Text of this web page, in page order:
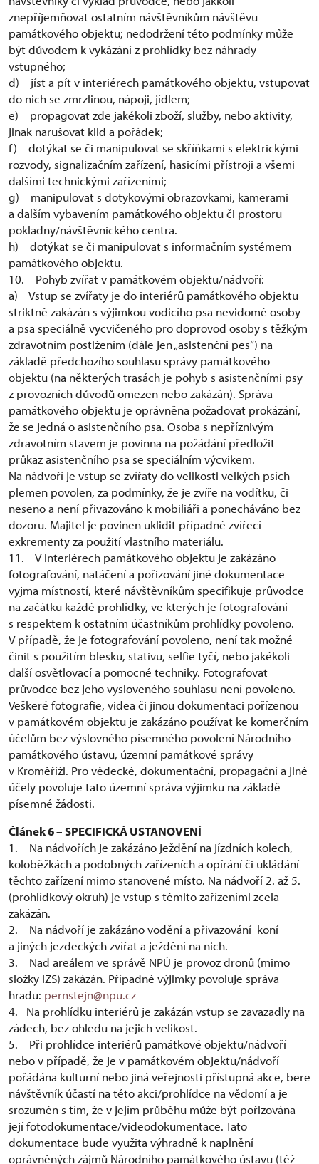
znepříjemňovat ostatním návštěvníkům návštěvu
památkového objektu; nedodržení této podmínky může
být důvodem k vykázání z prohlídky bez náhrady
vstupného;
d) jíst a pít v interiérech památkového objektu, vstupovat
do nich se zmrzlinou, nápoji, jídlem;
e) propagovat zde jakékoli zboží, služby, nebo aktivity,
jinak narušovat klid a pořádek;
f) dotýkat se či manipulovat se skříňkami s elektrickými
rozvody, signalizačním zařízení, hasicími přístroji a všemi
dalšími technickými zařízeními;
g) manipulovat s dotykovými obrazovkami, kamerami
a dalším vybavením památkového objektu či prostoru
pokladny/návštěvnického centra.
h) dotýkat se či manipulovat s informačním systémem
památkového objektu.
10. Pohyb zvířat v památkovém objektu/nádvoří:
a) Vstup se zvířaty je do interiérů památkového objektu
striktně zakázán s výjimkou vodicího psa nevidomé osoby
a psa speciálně vycvičeného pro doprovod osoby s těžkým
zdravotním postižením (dále jen „asistenční pes“) na
základě předchozího souhlasu správy památkového
objektu (na některých trasách je pohyb s asistenčními psy
z provozních důvodů omezen nebo zakázán). Správa
památkového objektu je oprávněna požadovat prokázání,
že se jedná o asistenčního psa. Osoba s nepříznivým
zdravotním stavem je povinna na požádání předložit
průkaz asistenčního psa se speciálním výcvikem.
Na nádvoří je vstup se zvířaty do velikosti velkých psích
plemen povolen, za podmínky, že je zvíře na vodítku, či
neseno a není přivazováno k mobiliáři a ponecháváno bez
dozoru. Majitel je povinen uklidit případné zvířecí
exkrementy za použití vlastního materiálu.
11. V interiérech památkového objektu je zakázáno
fotografování, natáčení a pořizování jiné dokumentace
vyjma místností, které návštěvníkům specifikuje průvodce
na začátku každé prohlídky, ve kterých je fotografování
s respektem k ostatním účastníkům prohlídky povoleno.
V případě, že je fotografování povoleno, není tak možné
činit s použitím blesku, stativu, selfie tyčí, nebo jakékoli
další osvětlovací a pomocné techniky. Fotografovat
průvodce bez jeho vysloveného souhlasu není povoleno.
Veškeré fotografie, videa či jinou dokumentaci pořízenou
v památkovém objektu je zakázáno používat ke komerčním
účelům bez výslovného písemného povolení Národního
památkového ústavu, územní památkové správy
v Kroměříži. Pro vědecké, dokumentační, propagační a jiné
účely povoluje tato územní správa výjimku na základě
písemné žádosti.
Článek 6 – SPECIFICKÁ USTANOVENÍ
1. Na nádvořích je zakázáno ježdění na jízdních kolech,
koloběžkách a podobných zařízeních a opírání či ukládání
těchto zařízení mimo stanovené místo. Na nádvoří 2. až 5.
(prohlídkový okruh) je vstup s těmito zařízeními zcela
zakázán.
2. Na nádvoří je zakázáno vodění a přivazování koní
a jiných jezdeckých zvířat a ježdění na nich.
3. Nad areálem ve správě NPÚ je provoz dronů (mimo
složky IZS) zakázán. Případné výjimky povoluje správa
hradu: pernstejn@npu.cz
4. Na prohlídku interiérů je zakázán vstup se zavazadly na
zádech, bez ohledu na jejich velikost.
5. Při prohlídce interiérů památkové objektu/nádvoří
nebo v případě, že je v památkovém objektu/nádvoří
pořádána kulturní nebo jiná veřejnosti přístupná akce, bere
návštěvník účastí na této akci/prohlídce na vědomí a je
srozuměn s tím, že v jejím průběhu může být pořizována
její fotodokumentace/videodokumentace. Tato
dokumentace bude využita výhradně k naplnění
oprávněných zájmů Národního památkového ústavu (též